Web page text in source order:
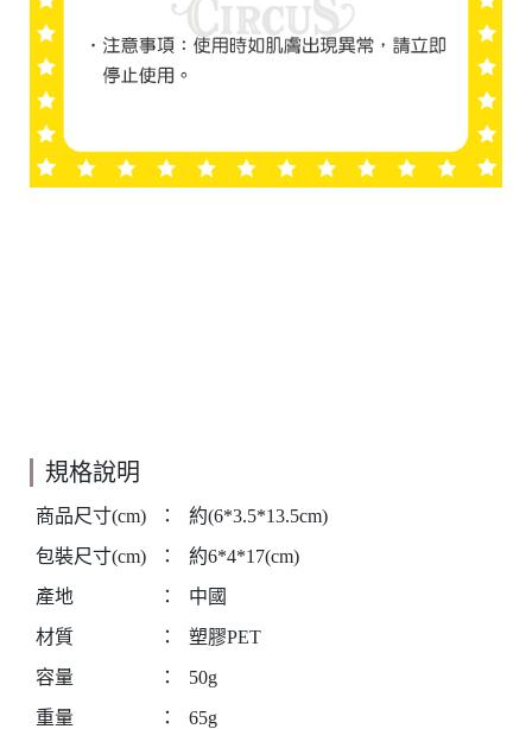
規格說明
商品尺寸(cm) ：
約(6*3.5*13.5cm)
包裝尺寸(cm)
：
約6*4*17(cm)
產地
：
中國
材質
：
塑膠PET
容量
：
50g
重量
： 65g